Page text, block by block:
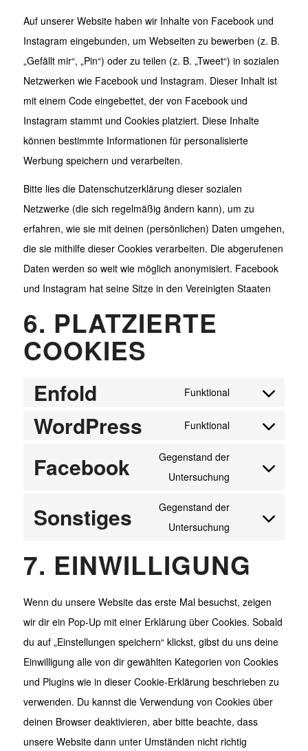
Auf unserer Website haben wir Inhalte von Facebook und
Instagram eingebunden, um Webseiten zu bewerben (z. B.
„Gefällt mir“, „Pin“) oder zu teilen (z. B. „Tweet“) in sozialen
Netzwerken wie Facebook und Instagram. Dieser Inhalt ist
mit einem Code eingebettet, der von Facebook und
Instagram stammt und Cookies platziert. Diese Inhalte
können bestimmte Informationen für personalisierte
Werbung speichern und verarbeiten.
Bitte lies die Datenschutzerklärung dieser sozialen
Netzwerke (die sich regelmäßig ändern kann), um zu
erfahren, wie sie mit deinen (persönlichen) Daten umgehen,
die sie mithilfe dieser Cookies verarbeiten. Die abgerufenen
Daten werden so weit wie möglich anonymisiert. Facebook
und Instagram hat seine Sitze in den Vereinigten Staaten
6. PLATZIERTE
COOKIES
Enfold Funktional
Consent
WordPress Funktional
Consent
service
Facebook
Gegenstand der
Untersuchung
Consent
service
Sonstiges
Gegenstand der
Untersuchung
Consent
service
7. EINWILLIGUNG
Wenn du unsere Website das erste Mal besuchst, zeigen
wir dir ein Pop-Up mit einer Erklärung über Cookies. Sobald
du auf „Einstellungen speichern“ klickst, gibst du uns deine
Einwilligung alle von dir gewählten Kategorien von Cookies
und Plugins wie in dieser Cookie-Erklärung beschrieben zu
verwenden. Du kannst die Verwendung von Cookies über
deinen Browser deaktivieren, aber bitte beachte, dass
unsere Website dann unter Umständen nicht richtig